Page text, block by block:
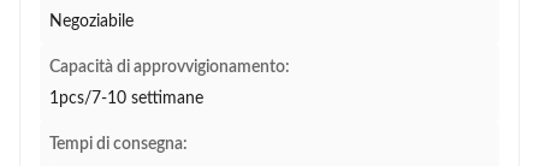
Negoziabile
Capacità di approvvigionamento:
1pcs/7-10 settimane
Tempi di consegna: